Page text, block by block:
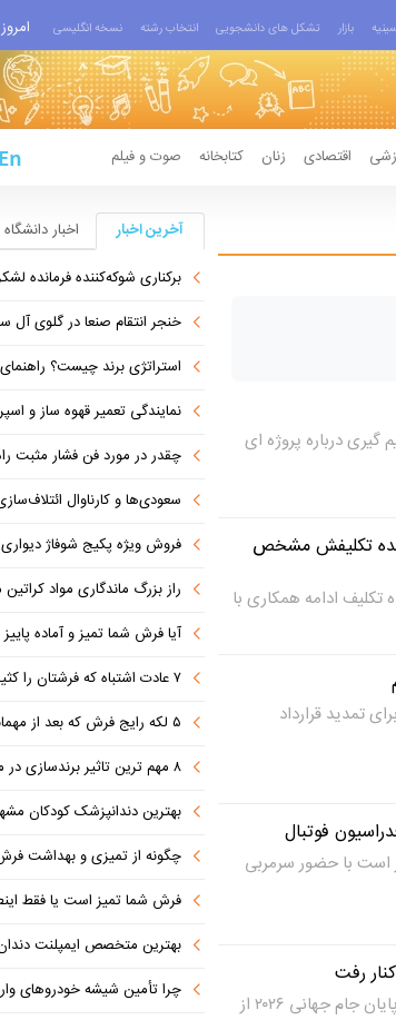
بازار تشکل های دانشجویی انتخاب رشته نسخه انگلیسی امروز 1405/
اقتصادی زنان کتابخانه صوت و فیلم
گیری درباره پروژه ای
تکلیفش مشخص
ادامه همکاری با
تمدید قرارداد
فوتبال
است با حضور سرمربی
رفت
با اعلام فدراسیون فوتبال بلژیک سرمربی این تیم در پایان جام جهانی ۲۰۲۶ از
آخرین اخبار
اخبار دانشگاه
برکناری شوکه‌کننده فرمانده لشکر
خنجر انتقام صنعا در گلوی آل سعود /
استراتژی برند چیست؟ راهنمای تدوین استراتژی
نمایندگی تعمیر قهوه ساز و
چقدر در مورد فن فشار مثبت
سعودی‌ها و کارناوال ائتلاف‌سازی؛ مکه
فروش ویژه پکیج شوفاژ دیواری ایران
راز بزرگ ماندگاری مواد
آیا فرش شما تمیز و آماده
۷ عادت اشتباه که فرشتان را کثیف می کند
۵ لکه رایج فرش که بعد از مهمانی ایجاد می شوند (+روش تمیز کردن)
۸ مهم ترین تاثیر برندسازی در موفقیت کسب‌وکارهای نوپا
بهترین دندانپزشک کودکان مشهد
چگونه از تمیزی و بهداشت
فرش شما تمیز است یا فقط
بهترین متخصص ایمپلنت دندان را با این ۷ معیار
چرا تأمین شیشه خودروهای وارداتی